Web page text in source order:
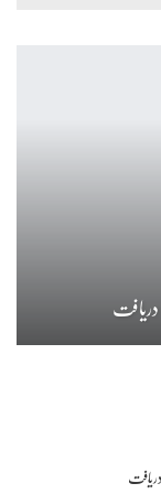
دریافت